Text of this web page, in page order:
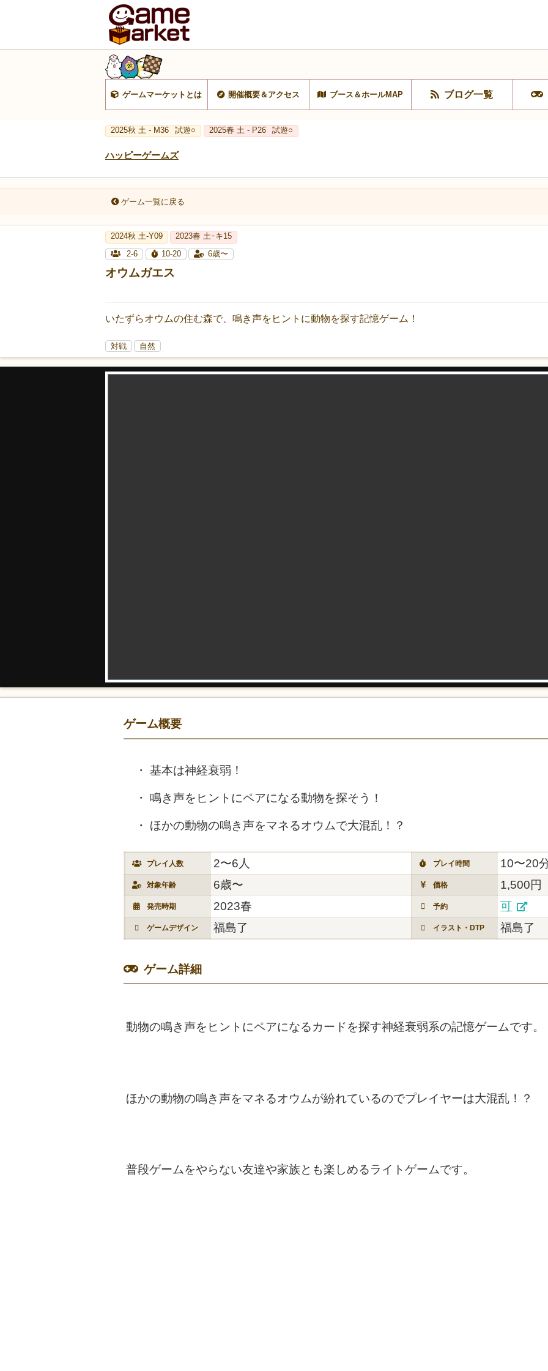
ゲームマーケットとは 開催概要＆アクセス ブース＆ホールMAP ブログ一覧
2025秋 土 - M36 試遊○ 2025春 土 - P26 試遊○
ハッピーゲームズ
ゲーム一覧に戻る
2024秋 土-Y09
2023春 土ｰキ15
2-6
10-20 6歳〜
オウムガエス
いたずらオウムの住む森で、鳴き声をヒントに動物を探す記憶ゲーム！
対戦 自然
ゲーム概要
基本は神経衰弱！
鳴き声をヒントにペアになる動物を探そう！
ほかの動物の鳴き声をマネるオウムで大混乱！？
プレイ人数 2〜6人 プレイ時間 10〜20
対象年齢 6歳〜 価格 1,500円
発売時期 2023春 予約 可
ゲームデザイン 福島了 イラスト・DTP 福島了
ゲーム詳細
動物の鳴き声をヒントにペアになるカードを探す神経衰弱系の記憶ゲームです。
ほかの動物の鳴き声をマネるオウムが紛れているのでプレイヤーは大混乱！？
普段ゲームをやらない友達や家族とも楽しめるライトゲームです。